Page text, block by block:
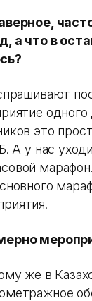
а что в
это
А у нас
же в